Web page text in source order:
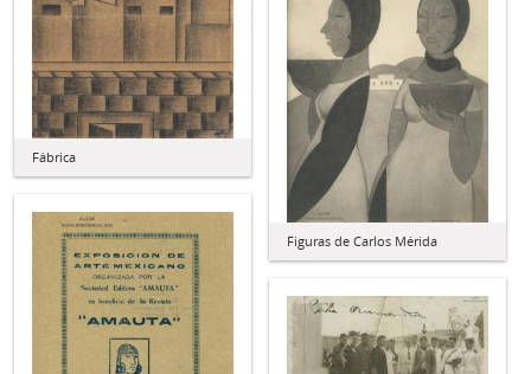
Fábrica
Figuras de Carlos Mérida